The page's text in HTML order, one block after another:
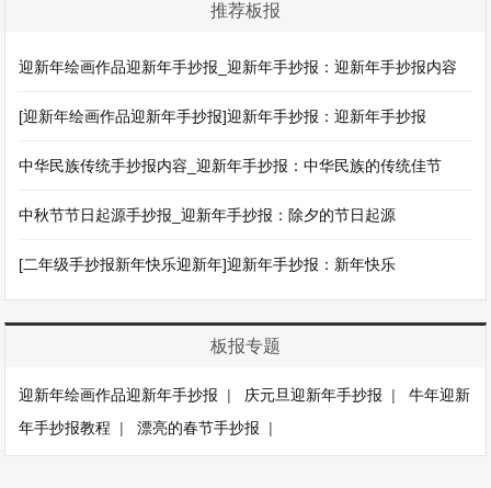
推荐板报
迎新年绘画作品迎新年手抄报_迎新年手抄报：迎新年手抄报内容
[迎新年绘画作品迎新年手抄报]迎新年手抄报：迎新年手抄报
中华民族传统手抄报内容_迎新年手抄报：中华民族的传统佳节
中秋节节日起源手抄报_迎新年手抄报：除夕的节日起源
[二年级手抄报新年快乐迎新年]迎新年手抄报：新年快乐
板报专题
迎新年绘画作品迎新年手抄报 | 庆元旦迎新年手抄报 |牛年迎新
年手抄报教程 |漂亮的春节手抄报 |